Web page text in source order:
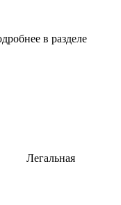
в разделе
Легальная